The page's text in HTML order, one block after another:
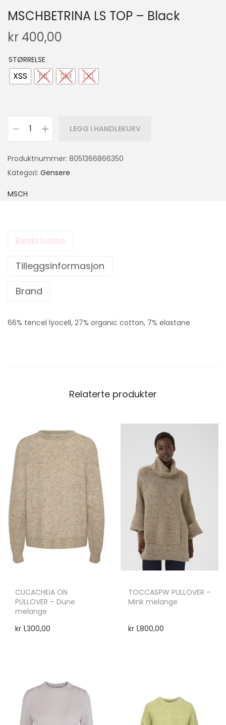
MSCHBETRINA LS TOP – Black
kr 400,00
STØRRELSE
XSS ML SM LXL
LEGG I HANDLEKURV
Produktnummer: 8051366866350
Kategori: Gensere
MSCH
Beskrivelse
Tilleggsinformasjon
Brand
66% tencel lyocell, 27% organic cotton, 7% elastane
Relaterte produkter
CUCACHEIA ON
PULLOVER – Dune
melange
kr 1,300,00
TOCCASPW PULLOVER –
Mink melange
kr1,800,00